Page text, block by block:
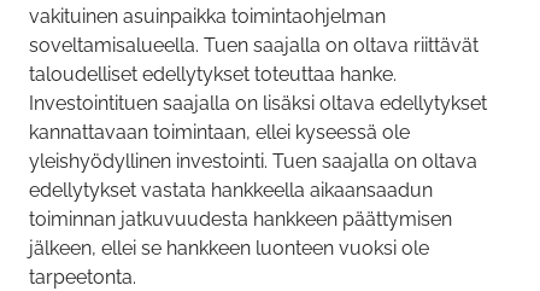
vakituinen asuinpaikka toimintaohjelman
soveltamisalueella. Tuen saajalla on oltava riittävät
taloudelliset edellytykset toteuttaa hanke.
Investointituen saajalla on lisäksi oltava edellytykset
kannattavaan toimintaan, ellei kyseessä ole
yleishyödyllinen investointi. Tuen saajalla on oltava
edellytykset vastata hankkeella aikaansaadun
toiminnan jatkuvuudesta hankkeen päättymisen
jälkeen, ellei se hankkeen luonteen vuoksi ole
tarpeetonta.